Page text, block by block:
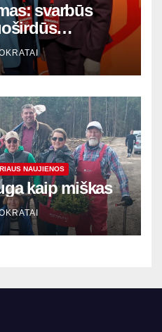
svarbūs
NAUJIENOS
kaip miškas